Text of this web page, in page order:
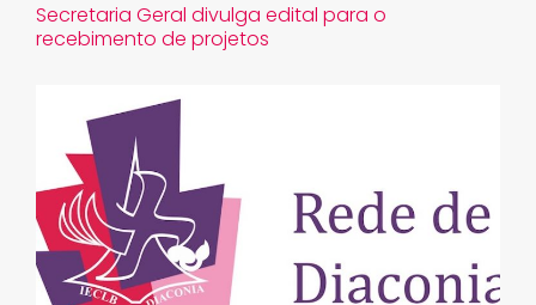
Secretaria Geral divulga edital para o
recebimento de projetos